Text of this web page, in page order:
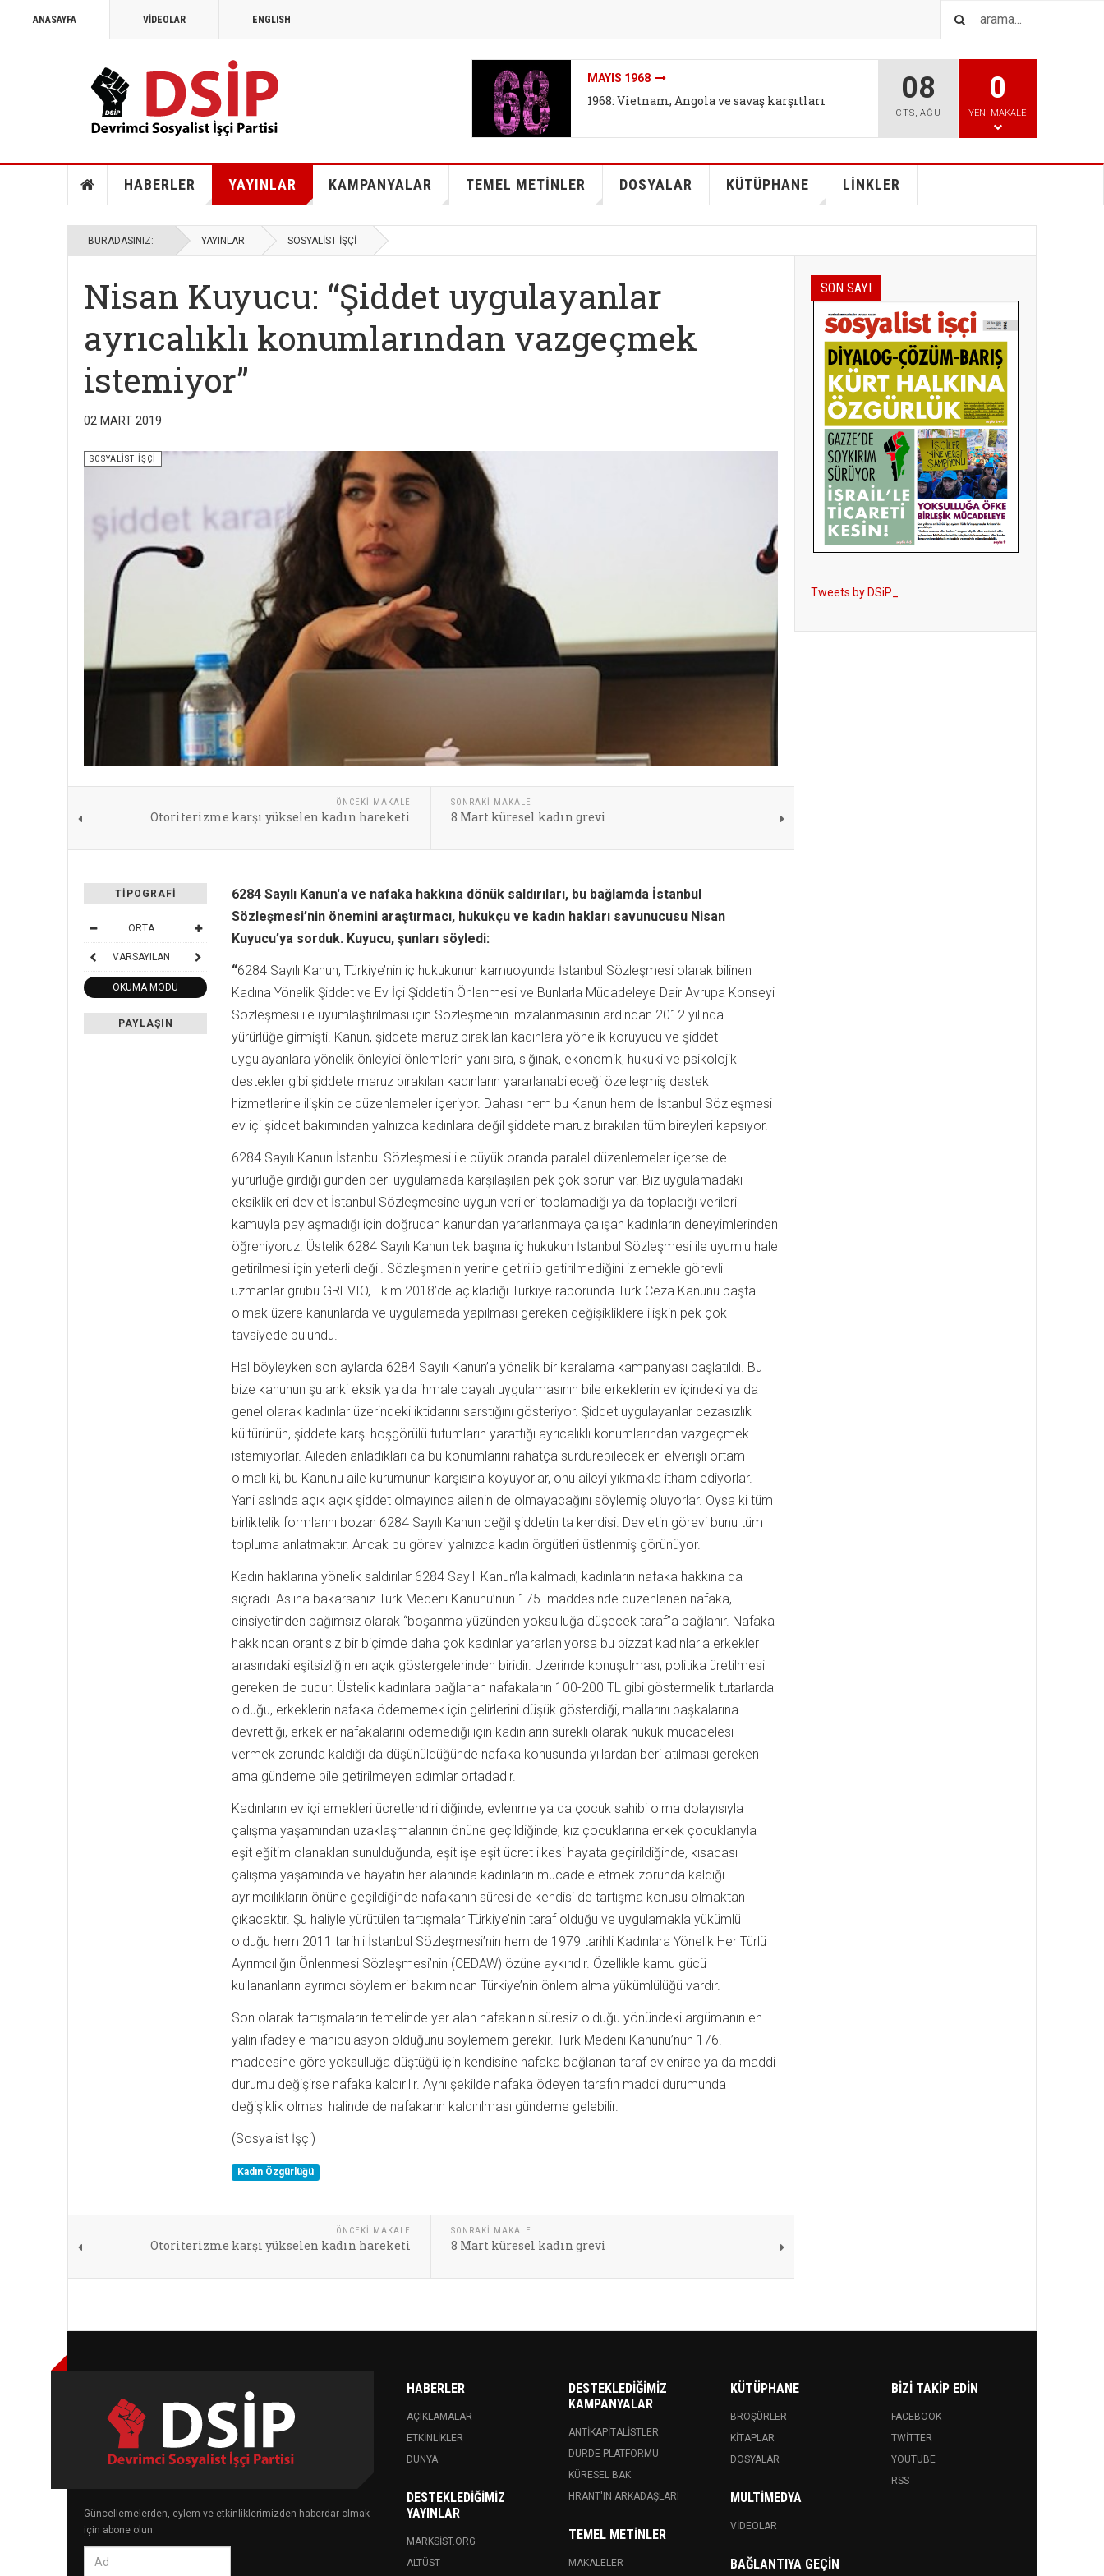
ANASAYFA VİDEOLAR ENGLISH
MAYIS 1968
1968: Vietnam, Angola ve savaş karşıtları
İKLIMI DEĞIL SISTEMI DEĞIŞTIR
İklim mitleri I - Bireysel tutum değişikliği bizi
08
CTS, AĞU
0
YENI MAKALE
HABERLER YAYINLAR KAMPANYALAR TEMEL METİNLER DOSYALAR KÜTÜPHANE LİNKLER
BURADASINIZ: YAYINLAR SOSYALİST İŞÇİ
Nisan Kuyucu: “Şiddet uygulayanlar
ayrıcalıklı konumlarından vazgeçmek
istemiyor”
02 MART 2019
SOSYALİST İŞÇİ
ÖNCEKI MAKALE
Otoriterizme karşı yükselen kadın hareketi
SONRAKI MAKALE
8 Mart küresel kadın grevi
TIPOGRAFI
ORTA
VARSAYILAN
OKUMA MODU
PAYLAŞIN
6284 Sayılı Kanun'a ve nafaka hakkına dönük saldırıları, bu bağlamda İstanbul
Sözleşmesi’nin önemini araştırmacı, hukukçu ve kadın hakları savunucusu Nisan
Kuyucu’ya sorduk. Kuyucu, şunları söyledi:
“6284 Sayılı Kanun, Türkiye’nin iç hukukunun kamuoyunda İstanbul Sözleşmesi olarak bilinen
Kadına Yönelik Şiddet ve Ev İçi Şiddetin Önlenmesi ve Bunlarla Mücadeleye Dair Avrupa Konseyi
Sözleşmesi ile uyumlaştırılması için Sözleşmenin imzalanmasının ardından 2012 yılında
yürürlüğe girmişti. Kanun, şiddete maruz bırakılan kadınlara yönelik koruyucu ve şiddet
uygulayanlara yönelik önleyici önlemlerin yanı sıra, sığınak, ekonomik, hukuki ve psikolojik
destekler gibi şiddete maruz bırakılan kadınların yararlanabileceği özelleşmiş destek
hizmetlerine ilişkin de düzenlemeler içeriyor. Dahası hem bu Kanun hem de İstanbul Sözleşmesi
ev içi şiddet bakımından yalnızca kadınlara değil şiddete maruz bırakılan tüm bireyleri kapsıyor.
6284 Sayılı Kanun İstanbul Sözleşmesi ile büyük oranda paralel düzenlemeler içerse de
yürürlüğe girdiği günden beri uygulamada karşılaşılan pek çok sorun var. Biz uygulamadaki
eksiklikleri devlet İstanbul Sözleşmesine uygun verileri toplamadığı ya da topladığı verileri
kamuyla paylaşmadığı için doğrudan kanundan yararlanmaya çalışan kadınların deneyimlerinden
öğreniyoruz. Üstelik 6284 Sayılı Kanun tek başına iç hukukun İstanbul Sözleşmesi ile uyumlu hale
getirilmesi için yeterli değil. Sözleşmenin yerine getirilip getirilmediğini izlemekle görevli
uzmanlar grubu GREVIO, Ekim 2018’de açıkladığı Türkiye raporunda Türk Ceza Kanunu başta
olmak üzere kanunlarda ve uygulamada yapılması gereken değişikliklere ilişkin pek çok
tavsiyede bulundu.
Hal böyleyken son aylarda 6284 Sayılı Kanun’a yönelik bir karalama kampanyası başlatıldı. Bu
bize kanunun şu anki eksik ya da ihmale dayalı uygulamasının bile erkeklerin ev içindeki ya da
genel olarak kadınlar üzerindeki iktidarını sarstığını gösteriyor. Şiddet uygulayanlar cezasızlık
kültürünün, şiddete karşı hoşgörülü tutumların yarattığı ayrıcalıklı konumlarından vazgeçmek
istemiyorlar. Aileden anladıkları da bu konumlarını rahatça sürdürebilecekleri elverişli ortam
olmalı ki, bu Kanunu aile kurumunun karşısına koyuyorlar, onu aileyi yıkmakla itham ediyorlar.
Yani aslında açık açık şiddet olmayınca ailenin de olmayacağını söylemiş oluyorlar. Oysa ki tüm
birliktelik formlarını bozan 6284 Sayılı Kanun değil şiddetin ta kendisi. Devletin görevi bunu tüm
topluma anlatmaktır. Ancak bu görevi yalnızca kadın örgütleri üstlenmiş görünüyor.
Kadın haklarına yönelik saldırılar 6284 Sayılı Kanun’la kalmadı, kadınların nafaka hakkına da
sıçradı. Aslına bakarsanız Türk Medeni Kanunu’nun 175. maddesinde düzenlenen nafaka,
cinsiyetinden bağımsız olarak “boşanma yüzünden yoksulluğa düşecek taraf”a bağlanır. Nafaka
hakkından orantısız bir biçimde daha çok kadınlar yararlanıyorsa bu bizzat kadınlarla erkekler
arasındaki eşitsizliğin en açık göstergelerinden biridir. Üzerinde konuşulması, politika üretilmesi
gereken de budur. Üstelik kadınlara bağlanan nafakaların 100-200 TL gibi göstermelik tutarlarda
olduğu, erkeklerin nafaka ödememek için gelirlerini düşük gösterdiği, mallarını başkalarına
devrettiği, erkekler nafakalarını ödemediği için kadınların sürekli olarak hukuk mücadelesi
vermek zorunda kaldığı da düşünüldüğünde nafaka konusunda yıllardan beri atılması gereken
ama gündeme bile getirilmeyen adımlar ortadadır.
Kadınların ev içi emekleri ücretlendirildiğinde, evlenme ya da çocuk sahibi olma dolayısıyla
çalışma yaşamından uzaklaşmalarının önüne geçildiğinde, kız çocuklarına erkek çocuklarıyla
eşit eğitim olanakları sunulduğunda, eşit işe eşit ücret ilkesi hayata geçirildiğinde, kısacası
çalışma yaşamında ve hayatın her alanında kadınların mücadele etmek zorunda kaldığı
ayrımcılıkların önüne geçildiğinde nafakanın süresi de kendisi de tartışma konusu olmaktan
çıkacaktır. Şu haliyle yürütülen tartışmalar Türkiye’nin taraf olduğu ve uygulamakla yükümlü
olduğu hem 2011 tarihli İstanbul Sözleşmesi’nin hem de 1979 tarihli Kadınlara Yönelik Her Türlü
Ayrımcılığın Önlenmesi Sözleşmesi’nin (CEDAW) özüne aykırıdır. Özellikle kamu gücü
kullananların ayrımcı söylemleri bakımından Türkiye’nin önlem alma yükümlülüğü vardır.
Son olarak tartışmaların temelinde yer alan nafakanın süresiz olduğu yönündeki argümanın en
yalın ifadeyle manipülasyon olduğunu söylemem gerekir. Türk Medeni Kanunu’nun 176.
maddesine göre yoksulluğa düştüğü için kendisine nafaka bağlanan taraf evlenirse ya da maddi
durumu değişirse nafaka kaldırılır. Aynı şekilde nafaka ödeyen tarafın maddi durumunda
değişiklik olması halinde de nafakanın kaldırılması gündeme gelebilir.
(Sosyalist İşçi)
Kadın Özgürlüğü
ÖNCEKI MAKALE
Otoriterizme karşı yükselen kadın hareketi
SONRAKI MAKALE
8 Mart küresel kadın grevi
SON SAYI
Tweets by DSiP_
Güncellemelerden, eylem ve etkinliklerimizden haberdar olmak
için abone olun.
HABERLER
AÇIKLAMALAR
ETKINLIKLER
DÜNYA
DESTEKLEDIĞIMIZ
YAYINLAR
MARKSIST.ORG
ALTÜST
DESTEKLEDIĞIMIZ
KAMPANYALAR
ANTIKAPITALISTLER
DURDE PLATFORMU
KÜRESEL BAK
HRANT'IN ARKADAŞLARI
TEMEL METINLER
MAKALELER
KÜTÜPHANE
BROŞÜRLER
KITAPLAR
DOSYALAR
MULTIMEDYA
VIDEOLAR
BAĞLANTIYA GEÇIN
BIZI TAKIP EDIN
FACEBOOK
TWITTER
YOUTUBE
RSS